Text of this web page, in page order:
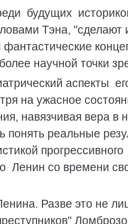
будущих
Тэна, "сделают
научной точки
аспекты
на ужасное
навязчивая вера в
понять реальные
Ленин со времени
Разве это не